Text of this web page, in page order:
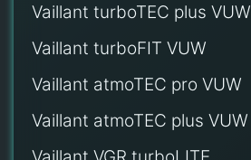
Vaillant turboTEC plus VUW
Vaillant turboFIT VUW
Vaillant atmoTEC pro VUW
Vaillant atmoTEC plus VUW